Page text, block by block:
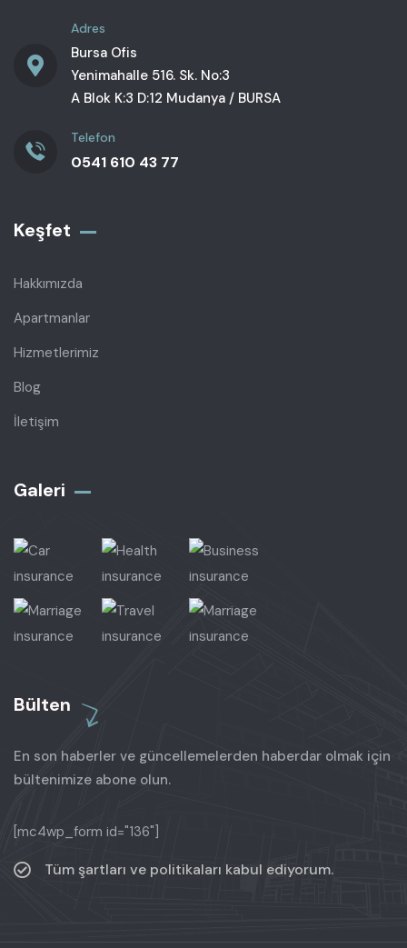
Adres
Bursa Ofis
Yenimahalle 516. Sk. No:3
A Blok K:3 D:12 Mudanya / BURSA
Telefon
0541 610 43 77
Keşfet
Hakkımızda
Apartmanlar
Hizmetlerimiz
Blog
İletişim
Galeri
Bülten
En son haberler ve güncellemelerden haberdar olmak için
bültenimize abone olun.
[mc4wp_form id="136"]
Tüm şartları ve politikaları kabul ediyorum.